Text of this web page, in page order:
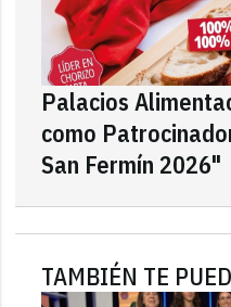
Palacios
como
San Fermín 2026"
TAMBIÉN TE